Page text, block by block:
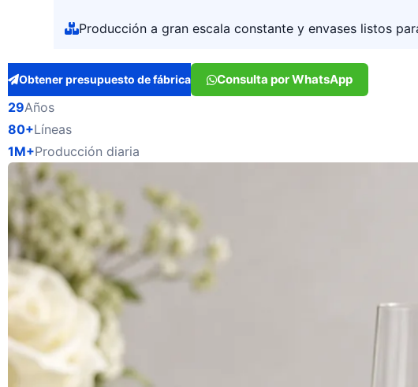
Producción a gran escala constante y envases listos
Obtener presupuesto de fábrica Consulta por WhatsApp
29Años
80+Líneas
1M+Producción diaria